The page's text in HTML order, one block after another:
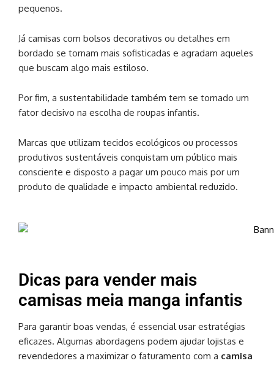
pequenos.
Já camisas com bolsos decorativos ou detalhes em
bordado se tornam mais sofisticadas e agradam aqueles
que buscam algo mais estiloso.
Por fim, a sustentabilidade também tem se tornado um
fator decisivo na escolha de roupas infantis.
Marcas que utilizam tecidos ecológicos ou processos
produtivos sustentáveis conquistam um público mais
consciente e disposto a pagar um pouco mais por um
produto de qualidade e impacto ambiental reduzido.
Dicas para vender mais
camisas meia manga infantis
Para garantir boas vendas, é essencial usar estratégias
eficazes. Algumas abordagens podem ajudar lojistas e
revendedores a maximizar o faturamento com a camisa